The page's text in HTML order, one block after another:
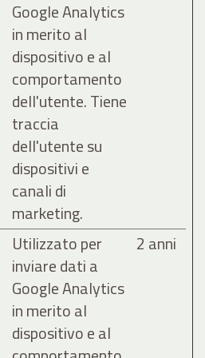
Google Analytics
in merito al
dispositivo e al
comportamento
dell'utente. Tiene
traccia
dell'utente su
dispositivi e
canali di
marketing.
Utilizzato per
inviare dati a
Google Analytics
in merito al
dispositivo e al
2 anni